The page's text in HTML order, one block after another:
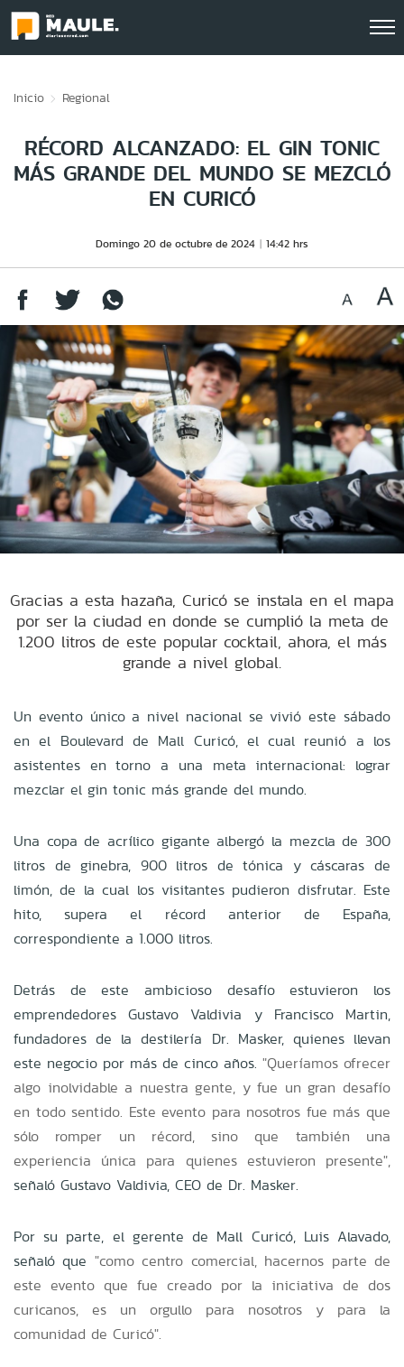
Inicio Regional
RÉCORD ALCANZADO: EL GIN TONIC
MÁS GRANDE DEL MUNDO SE MEZCLÓ
EN CURICÓ
Domingo 20 de octubre de 2024 14:42 hrs
Gracias a esta hazaña, Curicó se instala en el mapa
por ser la ciudad en donde se cumplió la meta de
1.200 litros de este popular cocktail, ahora, el más
grande a nivel global.
Un evento único a nivel nacional se vivió este sábado
en el Boulevard de Mall Curicó, el cual reunió a los
asistentes en torno a una meta internacional: lograr
mezclar el gin tonic más grande del mundo.
Una copa de acrílico gigante albergó la mezcla de 300
litros de ginebra, 900 litros de tónica y cáscaras de
limón, de la cual los visitantes pudieron disfrutar. Este
hito, supera el récord anterior de España,
correspondiente a 1.000 litros.
Detrás de este ambicioso desafío estuvieron los
emprendedores Gustavo Valdivia y Francisco Martin,
fundadores de la destilería Dr. Masker, quienes llevan
este negocio por más de cinco años. "Queríamos ofrecer
algo inolvidable a nuestra gente, y fue un gran desafío
en todo sentido. Este evento para nosotros fue más que
sólo romper un récord, sino que también una
experiencia única para quienes estuvieron presente",
señaló Gustavo Valdivia, CEO de Dr. Masker.
Por su parte, el gerente de Mall Curicó, Luis Alavado,
señaló que "como centro comercial, hacernos parte de
este evento que fue creado por la iniciativa de dos
curicanos, es un orgullo para nosotros y para la
comunidad de Curicó".